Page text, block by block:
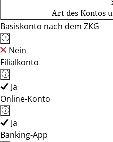
Art des Kontos
Basiskonto nach dem ZKG
Nein
Filialkonto
Ja
Online-Konto
Ja
Banking-App